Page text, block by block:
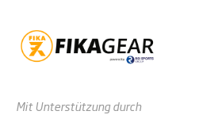
Mit Unterstützung durch